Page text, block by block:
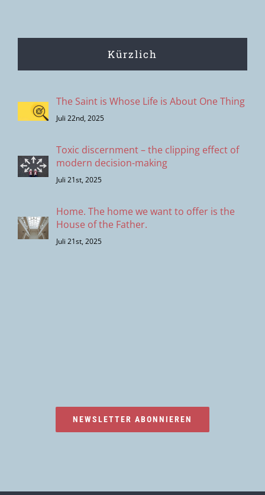
Kürzlich
The Saint is Whose Life is About One Thing
Juli 22nd, 2025
Toxic discernment – the clipping effect of
modern decision-making
Juli 21st, 2025
Home. The home we want to offer is the
House of the Father.
Juli 21st, 2025
NEWSLETTER ABONNIEREN